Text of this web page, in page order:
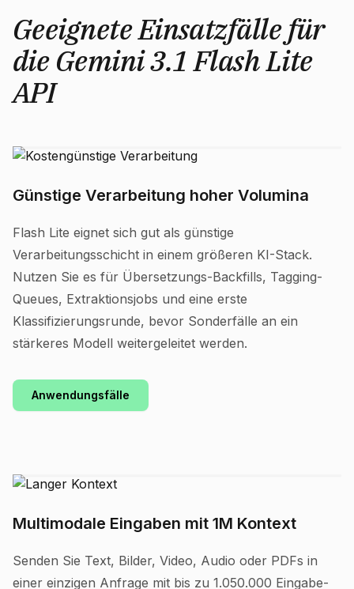
Geeignete Einsatzfälle für
die Gemini 3.1 Flash Lite
API
Günstige Verarbeitung hoher Volumina
Flash Lite eignet sich gut als günstige
Verarbeitungsschicht in einem größeren KI-Stack.
Nutzen Sie es für Übersetzungs-Backfills, Tagging-
Queues, Extraktionsjobs und eine erste
Klassifizierungsrunde, bevor Sonderfälle an ein
stärkeres Modell weitergeleitet werden.
Anwendungsfälle
Multimodale Eingaben mit 1M Kontext
Senden Sie Text, Bilder, Video, Audio oder PDFs in
einer einzigen Anfrage mit bis zu 1.050.000 Eingabe-